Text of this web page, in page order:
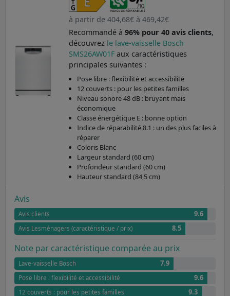
à partir de 404,68€ à 469,42€
Recommandé à 96% pour 40 avis clients,
découvrez le lave-vaisselle Bosch
SMS26AW01F aux caractéristiques
principales suivantes :
Pose libre : flexibilité et accessibilité
12 couverts : pour les petites familles
Niveau sonore 48 dB : bruyant mais
économique
Classe énergétique E : bonne option
Indice de réparabilité 8.1 : un des plus faciles à
réparer
Coloris Blanc
Largeur standard (60 cm)
Profondeur standard (60 cm)
Hauteur standard (84,5 cm)
Avis
Avis clients 9.6
Avis Lesménagers (caractéristique / prix) 8.5
Note par caractéristique comparée au prix
Lave-vaisselle Bosch 7.9
Pose libre : flexibilité et accessibilité 9.6
12 couverts : pour les petites familles 9.3